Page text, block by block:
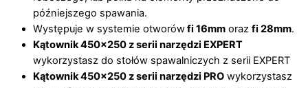
późniejszego spawania.
Występuje w systemie otworówfi 16mm oraz fi 28mm.
Kątownik 450×250 z serii narzędzi EXPERT
wykorzystasz do stołów spawalniczych z serii EXPERT
Kątownik 450×250 z serii narzędzi PRO wykorzystasz